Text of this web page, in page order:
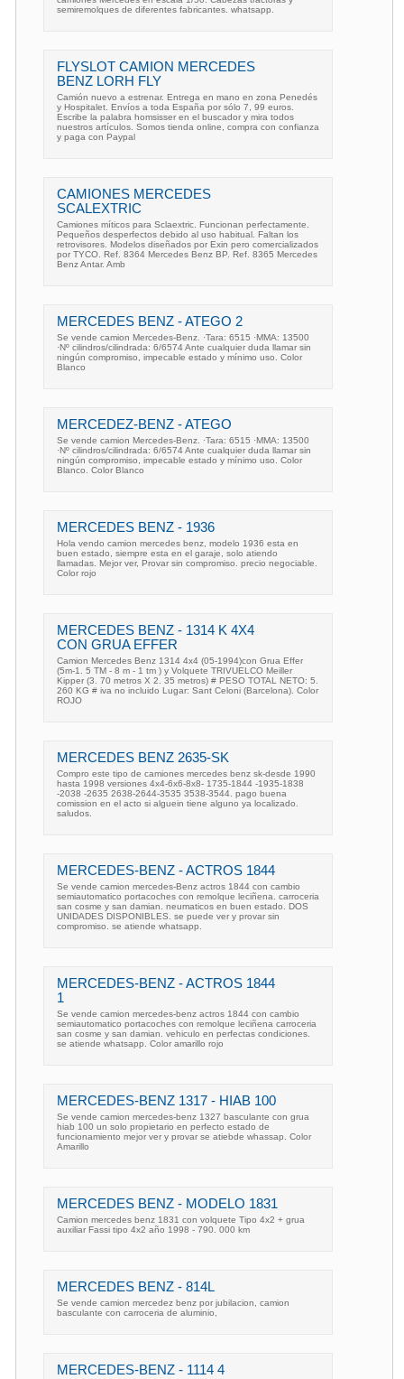
semiremolques de diferentes fabricantes. whatsapp.
FLYSLOT CAMION MERCEDES
BENZ LORH FLY
Camión nuevo a estrenar. Entrega en mano en zona Penedés
y Hospitalet. Envíos a toda España por sólo 7, 99 euros.
Escribe la palabra homsisser en el buscador y mira todos
nuestros artículos. Somos tienda online, compra con confianza
y paga con Paypal
CAMIONES MERCEDES
SCALEXTRIC
Camiones míticos para Sclaextric. Funcionan perfectamente.
Pequeños desperfectos debido al uso habitual. Faltan los
retrovisores. Modelos diseñados por Exin pero comercializados
por TYCO. Ref. 8364 Mercedes Benz BP. Ref. 8365 Mercedes
Benz Antar. Amb
MERCEDES BENZ - ATEGO 2
Se vende camion Mercedes-Benz. ·Tara: 6515 ·MMA: 13500
·Nº cilindros/cilindrada: 6/6574 Ante cualquier duda llamar sin
ningún compromiso, impecable estado y mínimo uso. Color
Blanco
MERCEDEZ-BENZ - ATEGO
Se vende camion Mercedes-Benz. ·Tara: 6515 ·MMA: 13500
·Nº cilindros/cilindrada: 6/6574 Ante cualquier duda llamar sin
ningún compromiso, impecable estado y mínimo uso. Color
Blanco. Color Blanco
MERCEDES BENZ - 1936
Hola vendo camion mercedes benz, modelo 1936 esta en
buen estado, siempre esta en el garaje, solo atiendo
llamadas. Mejor ver, Provar sin compromiso. precio negociable.
Color rojo
MERCEDES BENZ - 1314 K 4X4
CON GRUA EFFER
Camion Mercedes Benz 1314 4x4 (05-1994)con Grua Effer
(5m-1. 5 TM - 8 m - 1 tm ) y Volquete TRIVUELCO Meiller
Kipper (3. 70 metros X 2. 35 metros) # PESO TOTAL NETO: 5.
260 KG # iva no incluido Lugar: Sant Celoni (Barcelona). Color
ROJO
MERCEDES BENZ 2635-SK
Compro este tipo de camiones mercedes benz sk-desde 1990
hasta 1998 versiones 4x4-6x6-8x8- 1735-1844 -1935-1838
-2038 -2635 2638-2644-3535 3538-3544. pago buena
comission en el acto si alguein tiene alguno ya localizado.
saludos.
MERCEDES-BENZ - ACTROS 1844
Se vende camion mercedes-Benz actros 1844 con cambio
semiautomatico portacoches con remolque leciñena. carroceria
san cosme y san damian. neumaticos en buen estado. DOS
UNIDADES DISPONIBLES. se puede ver y provar sin
compromiso. se atiende whatsapp.
MERCEDES-BENZ - ACTROS 1844
1
Se vende camion mercedes-benz actros 1844 con cambio
semiautomatico portacoches con remolque leciñena carroceria
san cosme y san damian. vehiculo en perfectas condiciones.
se atiende whatsapp. Color amarillo rojo
MERCEDES-BENZ 1317 - HIAB 100
Se vende camion mercedes-benz 1327 basculante con grua
hiab 100 un solo propietario en perfecto estado de
funcionamiento mejor ver y provar se atiebde whassap. Color
Amarillo
MERCEDES BENZ - MODELO 1831
Camion mercedes benz 1831 con volquete Tipo 4x2 + grua
auxiliar Fassi tipo 4x2 año 1998 - 790. 000 km
MERCEDES BENZ - 814L
Se vende camion mercedez benz por jubilacion, camion
basculante con carroceria de aluminio,
MERCEDES-BENZ - 1114 4